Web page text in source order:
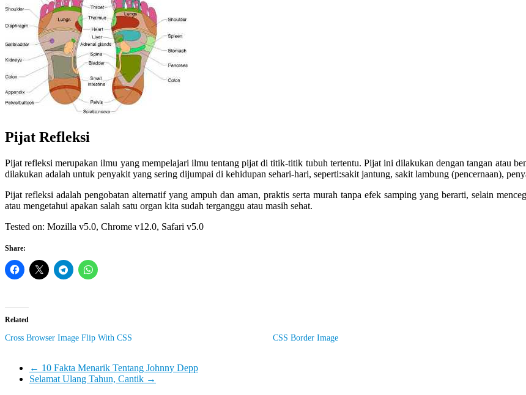
You
Feel
Pijat Refleksi
Pijat refleksi merupakan ilmu yang mempelajari ilmu tentang pijat di titik-titik tubuh tertentu. Pijat ini dilakukan dengan tangan atau
dilakukan adalah untuk penyakit yang sering dijumpai di kehidupan sehari-hari, seperti:sakit jantung, sakit lambung (pencernaan),
Pijat refleksi adalah pengobatan alternatif yang ampuh dan aman, praktis serta murah tanpa efek samping yang berarti, selain
atau mengetahui apakan salah satu organ kita sudah terganggu atau masih sehat.
Tested on: Mozilla v5.0, Chrome v12.0, Safari v5.0
Share:
Related
Cross Browser Image Flip With CSS CSS Border Image
← 10 Fakta Menarik Tentang Johnny Depp
Selamat Ulang Tahun, Cantik →